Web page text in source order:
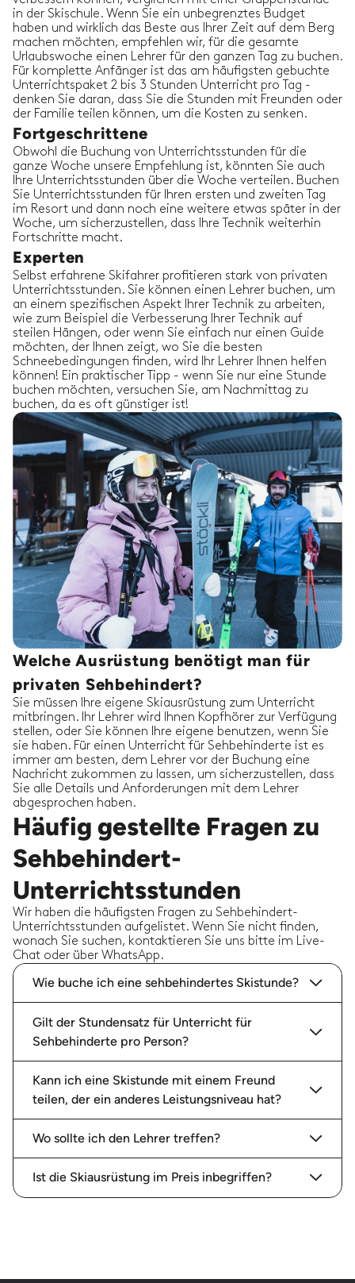
in der Skischule. Wenn Sie ein unbegrenztes Budget
haben und wirklich das Beste aus Ihrer Zeit auf dem Berg
machen möchten, empfehlen wir, für die gesamte
Urlaubswoche einen Lehrer für den ganzen Tag zu buchen.
Für komplette Anfänger ist das am häufigsten gebuchte
Unterrichtspaket 2 bis 3 Stunden Unterricht pro Tag -
denken Sie daran, dass Sie die Stunden mit Freunden oder
der Familie teilen können, um die Kosten zu senken.
Fortgeschrittene
Obwohl die Buchung von Unterrichtsstunden für die
ganze Woche unsere Empfehlung ist, könnten Sie auch
Ihre Unterrichtsstunden über die Woche verteilen. Buchen
Sie Unterrichtsstunden für Ihren ersten und zweiten Tag
im Resort und dann noch eine weitere etwas später in der
Woche, um sicherzustellen, dass Ihre Technik weiterhin
Fortschritte macht.
Experten
Selbst erfahrene Skifahrer profitieren stark von privaten
Unterrichtsstunden. Sie können einen Lehrer buchen, um
an einem spezifischen Aspekt Ihrer Technik zu arbeiten,
wie zum Beispiel die Verbesserung Ihrer Technik auf
steilen Hängen, oder wenn Sie einfach nur einen Guide
möchten, der Ihnen zeigt, wo Sie die besten
Schneebedingungen finden, wird Ihr Lehrer Ihnen helfen
können! Ein praktischer Tipp - wenn Sie nur eine Stunde
buchen möchten, versuchen Sie, am Nachmittag zu
buchen, da es oft günstiger ist!
Welche Ausrüstung benötigt man für
privaten Sehbehindert?
Sie müssen Ihre eigene Skiausrüstung zum Unterricht
mitbringen. Ihr Lehrer wird Ihnen Kopfhörer zur Verfügung
stellen, oder Sie können Ihre eigene benutzen, wenn Sie
sie haben. Für einen Unterricht für Sehbehinderte ist es
immer am besten, dem Lehrer vor der Buchung eine
Nachricht zukommen zu lassen, um sicherzustellen, dass
Sie alle Details und Anforderungen mit dem Lehrer
abgesprochen haben.
Häufig gestellte Fragen zu
Sehbehindert-
Unterrichtsstunden
Wir haben die häufigsten Fragen zu Sehbehindert-
Unterrichtsstunden aufgelistet. Wenn Sie nicht finden,
wonach Sie suchen, kontaktieren Sie uns bitte im Live-
Chat oder über WhatsApp.
Wie buche ich eine sehbehindertes Skistunde?
Gilt der Stundensatz für Unterricht für
Sehbehinderte pro Person?
Kann ich eine Skistunde mit einem Freund
teilen, der ein anderes Leistungsniveau hat?
Wo sollte ich den Lehrer treffen?
Ist die Skiausrüstung im Preis inbegriffen?